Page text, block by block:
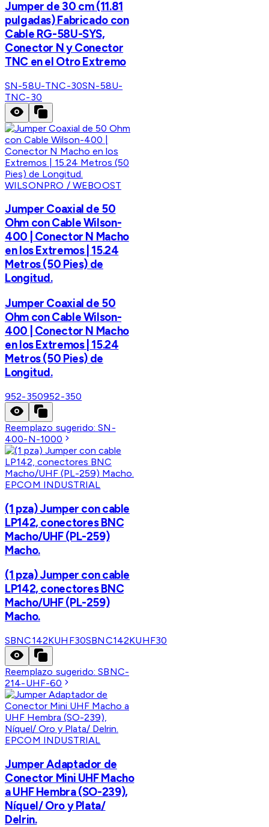
Jumper de 30 cm (11.81
pulgadas) Fabricado con
Cable RG-58U-SYS,
Conector N y Conector
TNC en el Otro Extremo
SN-58U-TNC-30SN-58U-
TNC-30
WILSONPRO / WEBOOST
Jumper Coaxial de 50
Ohm con Cable Wilson-
400 | Conector N Macho
en los Extremos | 15.24
Metros (50 Pies) de
Longitud.
Jumper Coaxial de 50
Ohm con Cable Wilson-
400 | Conector N Macho
en los Extremos | 15.24
Metros (50 Pies) de
Longitud.
952-350952-350
Reemplazo sugerido:SN-
400-N-1000
EPCOM INDUSTRIAL
(1 pza) Jumper con cable
LP142, conectores BNC
Macho/UHF (PL-259)
Macho.
(1 pza) Jumper con cable
LP142, conectores BNC
Macho/UHF (PL-259)
Macho.
SBNC142KUHF30SBNC142KUHF30
Reemplazo sugerido:SBNC-
214-UHF-60
EPCOM INDUSTRIAL
Jumper Adaptador de
Conector Mini UHF Macho
a UHF Hembra (SO-239),
Níquel/ Oro y Plata/
Delrin.